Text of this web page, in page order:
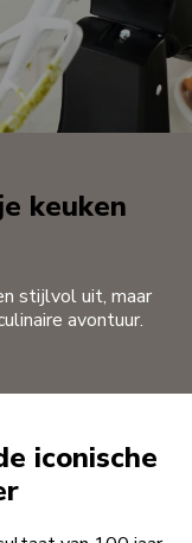
keuken
stijlvol uit, maar
avontuur.
iconische